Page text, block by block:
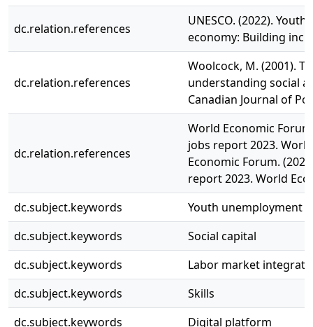
dc.relation.references
UNESCO. (2022).
economy: Building
dc.relation.references
Woolcock, M. (2001).
understanding social
Canadian Journal of
dc.relation.references
World Economic
jobs report 2023.
Economic Forum.
report 2023. World
dc.subject.keywords
Youth unemployment
dc.subject.keywords
Social capital
dc.subject.keywords
Labor market
dc.subject.keywords
Skills
dc.subject.keywords
Digital platform